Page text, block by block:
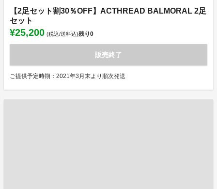
【2足セット割30％OFF】ACTHREAD BALMORAL 2足
セット
¥25,200 (税込/送料込)残り0
販売終了
ご提供予定時期：2021年3月末より順次発送